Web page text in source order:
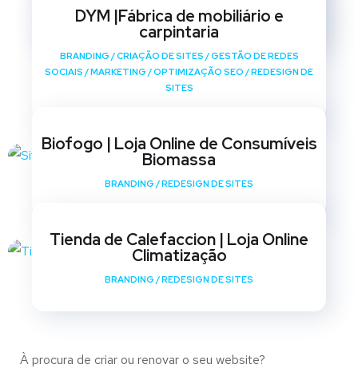
SITES
DYM |Fábrica de mobiliário e
carpintaria
BRANDING /CRIAÇÃO DE SITES /GESTÃO DE REDES
SOCIAIS /MARKETING /OPTIMIZAÇÃO SEO /REDESIGN DE
SITES
Biofogo | Loja Online de Consumíveis
Biomassa
BRANDING /REDESIGN DE SITES
Tienda de Calefaccion | Loja Online
Climatização
BRANDING /REDESIGN DE SITES
À procura de criar ou renovar o seu website?